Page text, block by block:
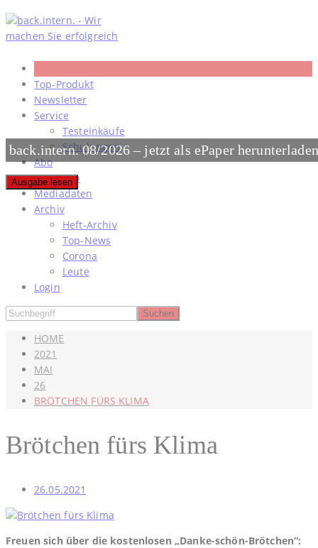
Skip
to
content
Top-Produkt
Newsletter
Service
Testeinkäufe
Schulungen
Abo
#meinjob
Mediadaten
Archiv
Heft-Archiv
Top-News
Corona
Leute
Login
HOME
2021
MAI
26
BRÖTCHEN FÜRS KLIMA
Brötchen fürs Klima
26.05.2021
Freuen sich über die kostenlosen „Danke-schön-Brötchen“:
back.intern. 08/2026 – jetzt als ePaper herunterladen
Ausgabe lesen